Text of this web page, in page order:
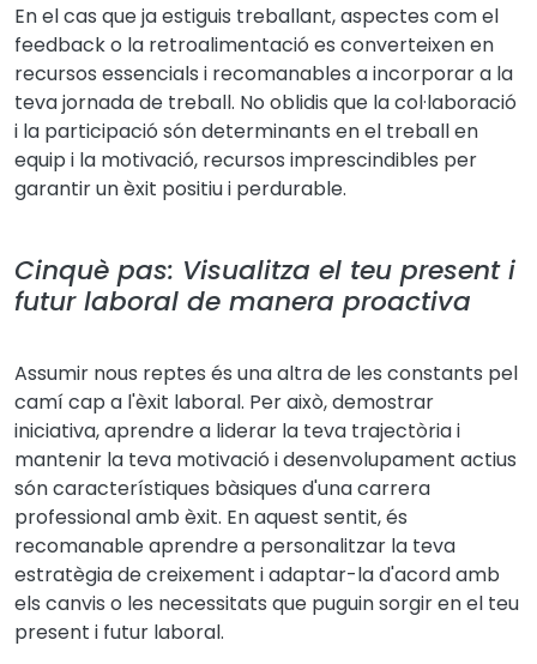
En el cas que ja estiguis treballant, aspectes com el
feedback o la retroalimentació es converteixen en
recursos essencials i recomanables a incorporar a la
teva jornada de treball. No oblidis que la col·laboració
i la participació són determinants en el treball en
equip i la motivació, recursos imprescindibles per
garantir un èxit positiu i perdurable.
Cinquè pas: Visualitza el teu present i
futur laboral de manera proactiva
Assumir nous reptes és una altra de les constants pel
camí cap a l'èxit laboral. Per això, demostrar
iniciativa, aprendre a liderar la teva trajectòria i
mantenir la teva motivació i desenvolupament actius
són característiques bàsiques d'una carrera
professional amb èxit. En aquest sentit, és
recomanable aprendre a personalitzar la teva
estratègia de creixement i adaptar-la d'acord amb
els canvis o les necessitats que puguin sorgir en el teu
present i futur laboral.